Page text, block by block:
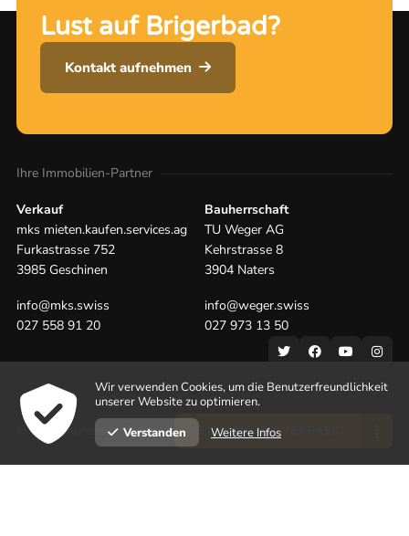
GELEGENHEIT VERPASST
Lust auf Brigerbad?
Kontakt aufnehmen
Ihre Immobilien-Partner
Verkauf
mks mieten.kaufen.services.ag
Furkastrasse 752
3985 Geschinen
info@mks.swiss
027 558 91 20
Bauherrschaft
TU Weger AG
Kehrstrasse 8
3904 Naters
info@weger.swiss
027 973 13 50
© 2026 Impressum Datenschutz
Wir verwenden Cookies, um die Benutzerfreundlichkeit
unserer Website zu optimieren.
Verstanden
Weitere Infos